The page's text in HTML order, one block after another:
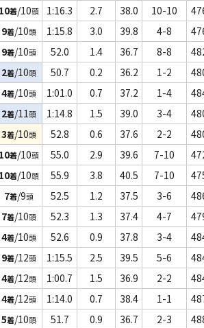
10着/10頭 1:16.3 2.7 38.0 10-10
9着/10頭 1:15.8 3.0 39.8 4-8
9着/10頭 52.0 1.4 36.7 8-8
2着/10頭 50.7 0.2 36.2 1-2
4着/10頭 1:01.0 0.7 37.2 1-4
2着/11頭 1:14.8 1.5 39.0 3-4
3着/10頭 52.8 0.6 37.6 2-2
10着/10頭 55.0 2.9 39.6 7-10
10着/10頭 55.9 3.8 40.5 7-10
7着/9頭 52.5 1.2 37.5 3-6
7着/10頭 52.3 1.3 37.4 4-7
4着/10頭 52.6 0.9 37.8 3-4
9着/12頭 1:15.5 2.5 39.5 5-6
4着/12頭 1:00.7 1.5 36.9 2-2
4着/12頭 1:14.0 0.7 38.4 1-1
5着/10頭 51.7 0.9 36.7 2-3